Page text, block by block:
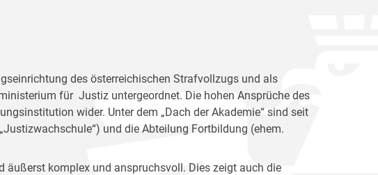
des österreichischen Strafvollzugs und als
für Justiz untergeordnet. Die hohen Ansprüche des
wider. Unter dem „Dach der Akademie“ sind seit
und die Abteilung Fortbildung (ehem.
komplex und anspruchsvoll. Dies zeigt auch die